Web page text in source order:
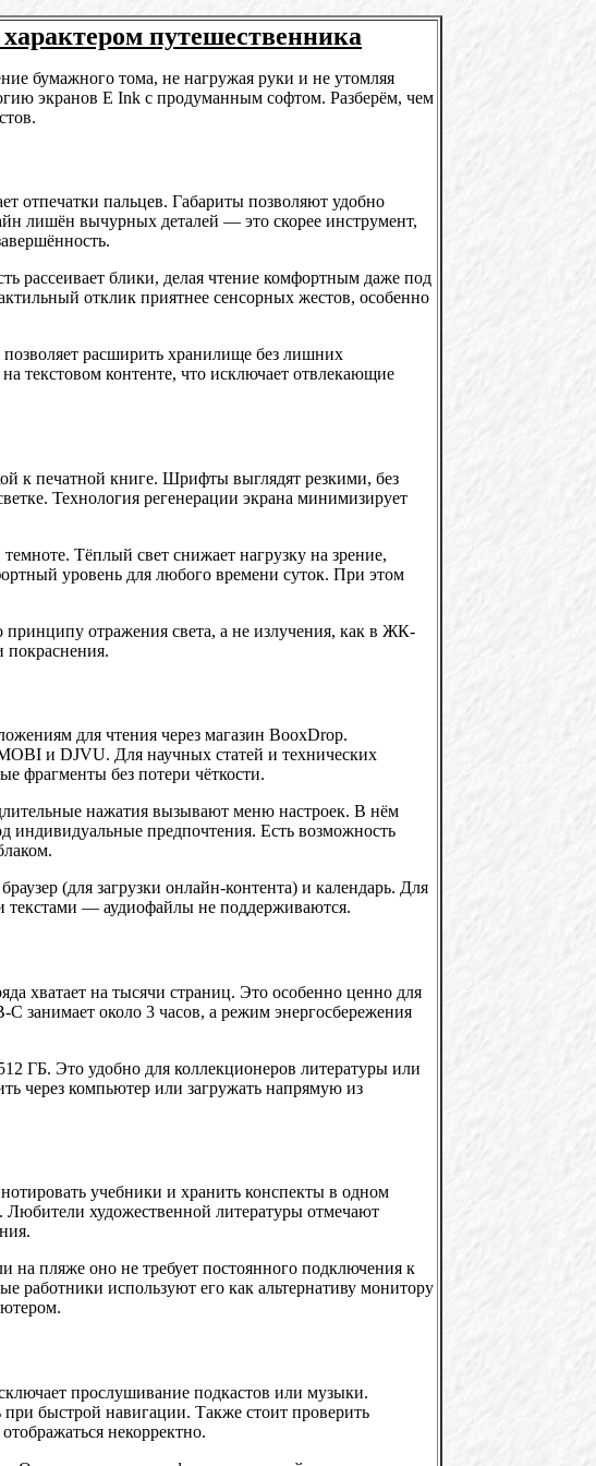
путешественника
бумажного тома, не нагружая руки и не утомляя
экранов E Ink с продуманным софтом. Разберём, чем
отпечатки пальцев. Габариты позволяют удобно
лишён вычурных деталей — это скорее инструмент,
рассеивает блики, делая чтение комфортным даже под
отклик приятнее сенсорных жестов, особенно
позволяет расширить хранилище без лишних
текстовом контенте, что исключает отвлекающие
к печатной книге. Шрифты выглядят резкими, без
Технология регенерации экрана минимизирует
Тёплый свет снижает нагрузку на зрение,
уровень для любого времени суток. При этом
принципу отражения света, а не излучения, как в ЖК-
покраснения.
для чтения через магазин BooxDrop.
и DJVU. Для научных статей и технических
фрагменты без потери чёткости.
нажатия вызывают меню настроек. В нём
индивидуальные предпочтения. Есть возможность
(для загрузки онлайн-контента) и календарь. Для
текстами — аудиофайлы не поддерживаются.
хватает на тысячи страниц. Это особенно ценно для
C занимает около 3 часов, а режим энергосбережения
ГБ. Это удобно для коллекционеров литературы или
через компьютер или загружать напрямую из
учебники и хранить конспекты в одном
Любители художественной литературы отмечают
на пляже оно не требует постоянного подключения к
работники используют его как альтернативу монитору
прослушивание подкастов или музыки.
быстрой навигации. Также стоит проверить
некорректно.